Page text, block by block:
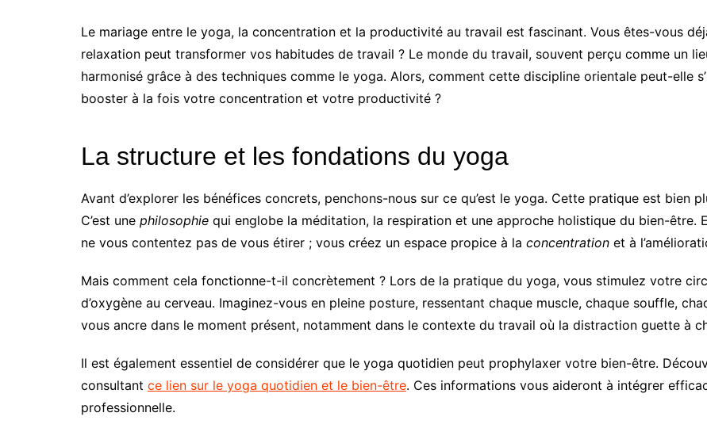
Le mariage entre le yoga, la concentration et la productivité au travail est fascinant. Vous êtes-vous
relaxation peut transformer vos habitudes de travail ? Le monde du travail, souvent perçu comme un
harmonisé grâce à des techniques comme le yoga. Alors, comment cette discipline orientale peut-elle
booster à la fois votre concentration et votre productivité ?
La structure et les fondations du yoga
Avant d’explorer les bénéfices concrets, penchons-nous sur ce qu’est le yoga. Cette pratique est bien
C’est une philosophie qui englobe la méditation, la respiration et une approche holistique du bien-être.
ne vous contentez pas de vous étirer ; vous créez un espace propice à la concentration et à
Mais comment cela fonctionne-t-il concrètement ? Lors de la pratique du yoga, vous stimulez votre
d’oxygène au cerveau. Imaginez-vous en pleine posture, ressentant chaque muscle, chaque souffle,
vous ancre dans le moment présent, notamment dans le contexte du travail où la distraction guette à
Il est également essentiel de considérer que le yoga quotidien peut prophylaxer votre bien-être.
consultant ce lien sur le yoga quotidien et le bien-être. Ces informations vous aideront à intégrer
professionnelle.